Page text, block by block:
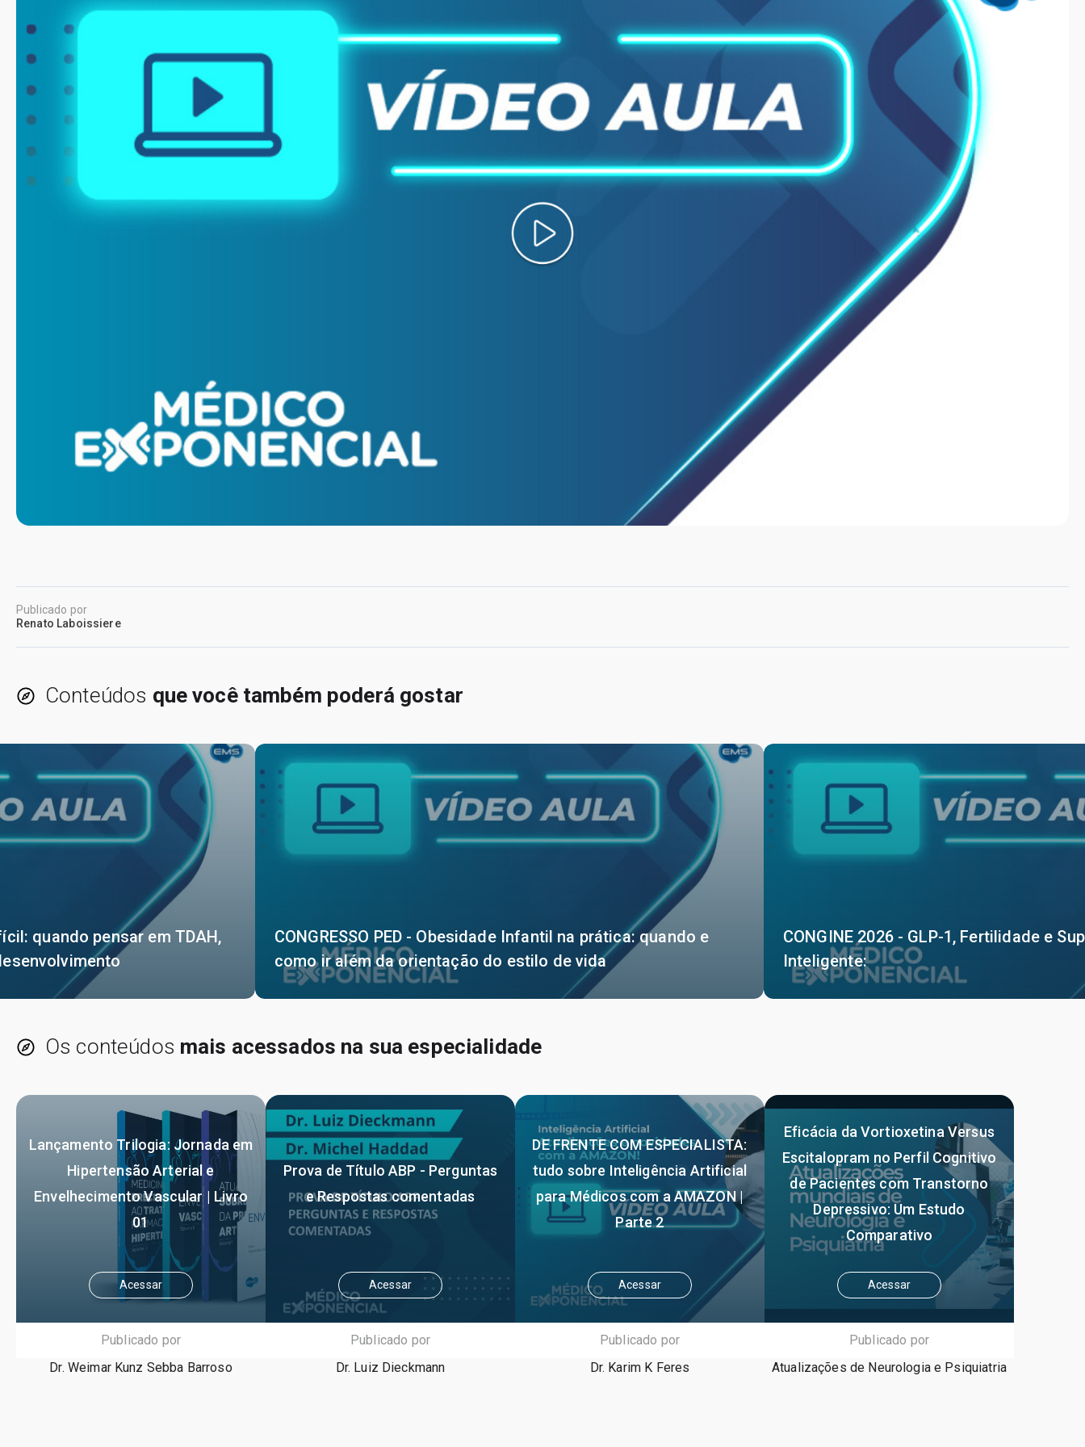
Publicado por
Renato Laboissiere
Conteúdos que você também poderá gostar
quando pensar em TDAH,
CONGRESSO PED - Obesidade Infantil na prática: quando e
como ir além da orientação do estilo de vida
CONGINE 2026 - GLP-1, Fertilidade e
Inteligente:
Os conteúdos mais acessados na sua especialidade
Lançamento Trilogia: Jornada em
Hipertensão Arterial e
Envelhecimento Vascular | Livro
01
Acessar
Publicado por
Dr. Weimar Kunz Sebba Barroso
Prova de Título ABP - Perguntas
e Respostas comentadas
Acessar
Publicado por
Dr. Luiz Dieckmann
DE FRENTE COM ESPECIALISTA:
tudo sobre Inteligência Artificial
para Médicos com a AMAZON |
Parte 2
Acessar
Publicado por
Dr. Karim K Feres
Eficácia da Vortioxetina Versus
Escitalopram no Perfil Cognitivo
de Pacientes com Transtorno
Depressivo: Um Estudo
Comparativo
Acessar
Publicado por
Atualizações de Neurologia e Psiquiatria